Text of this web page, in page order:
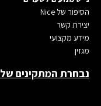
הסיפור של Nice
יצירת קשר
מידע מקצועי
מגזין
נבחרת המתקינים של Nice